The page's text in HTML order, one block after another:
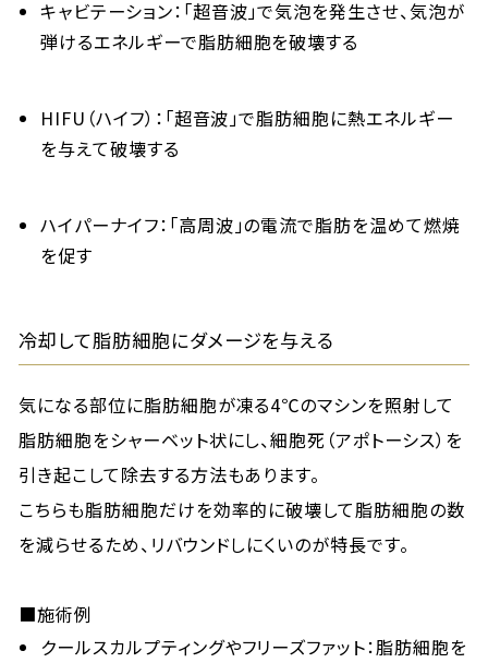
キャビテーション：「超音波」で気泡を発生させ、気泡が
弾けるエネルギーで脂肪細胞を破壊する
HIFU（ハイフ）：「超音波」で脂肪細胞に熱エネルギー
を与えて破壊する
ハイパーナイフ：「高周波」の電流で脂肪を温めて燃焼
を促す
冷却して脂肪細胞にダメージを与える
気になる部位に脂肪細胞が凍る4℃のマシンを照射して
脂肪細胞をシャーベット状にし、細胞死（アポトーシス）を
引き起こして除去する方法もあります。
こちらも脂肪細胞だけを効率的に破壊して脂肪細胞の数
を減らせるため、リバウンドしにくいのが特長です。
■施術例
クールスカルプティングやフリーズファット：脂肪細胞を